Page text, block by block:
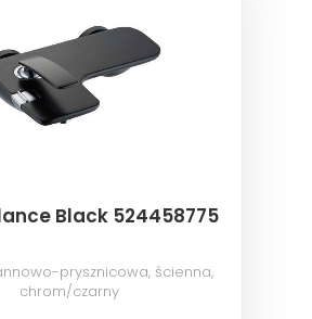
Black 524458775
prysznicowa, ścienna,
chrom/czarny